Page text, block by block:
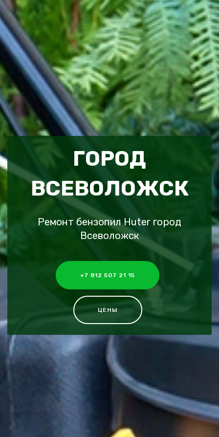
ГОРОД
ВСЕВОЛОЖСК
Ремонт бензопил Huter город
Всеволожск
+7 812 507 21 15
ЦЕНЫ